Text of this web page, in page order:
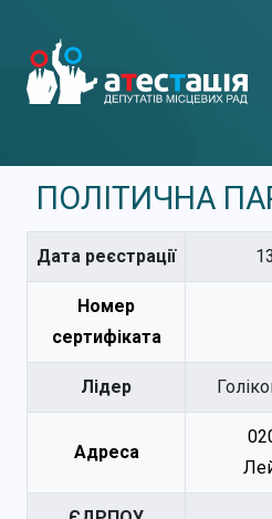
ПОЛІТИЧНА
Дата реєстрації
Номер
сертифіката
Лідер
Адреса